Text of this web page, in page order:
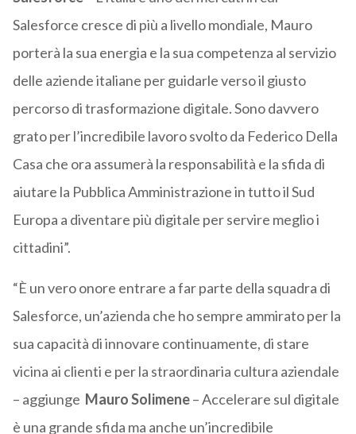
Salesforce cresce di più a livello mondiale, Mauro
porterà la sua energia e la sua competenza al servizio
delle aziende italiane per guidarle verso il giusto
percorso di trasformazione digitale. Sono davvero
grato per l’incredibile lavoro svolto da Federico Della
Casa che ora assumerà la responsabilità e la sfida di
aiutare la Pubblica Amministrazione in tutto il Sud
Europa a diventare più digitale per servire meglio i
cittadini”.
“È un vero onore entrare a far parte della squadra di
Salesforce, un’azienda che ho sempre ammirato per la
sua capacità di innovare continuamente, di stare
vicina ai clienti e per la straordinaria cultura aziendale
– aggiunge Mauro Solimene– Accelerare sul digitale
è una grande sfida ma anche un’incredibile